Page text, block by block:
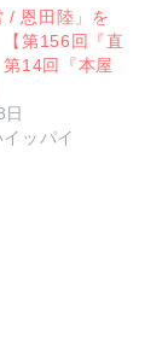
/ 恩田陸」を
第156回『直
14回『本屋
ッパイ